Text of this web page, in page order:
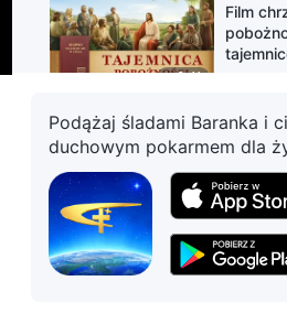
2:41
Film
3:13
Film
Film
Podążaj śladami Baranka i
duchowym pokarmem dla